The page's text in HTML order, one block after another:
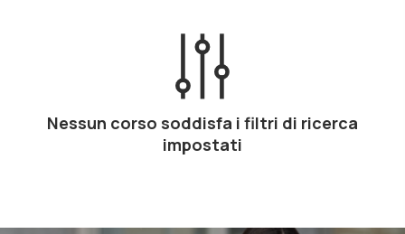
Nessun corso soddisfa i filtri di ricerca
impostati